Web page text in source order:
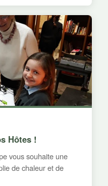
Hôtes !
vous souhaite une
de chaleur et de